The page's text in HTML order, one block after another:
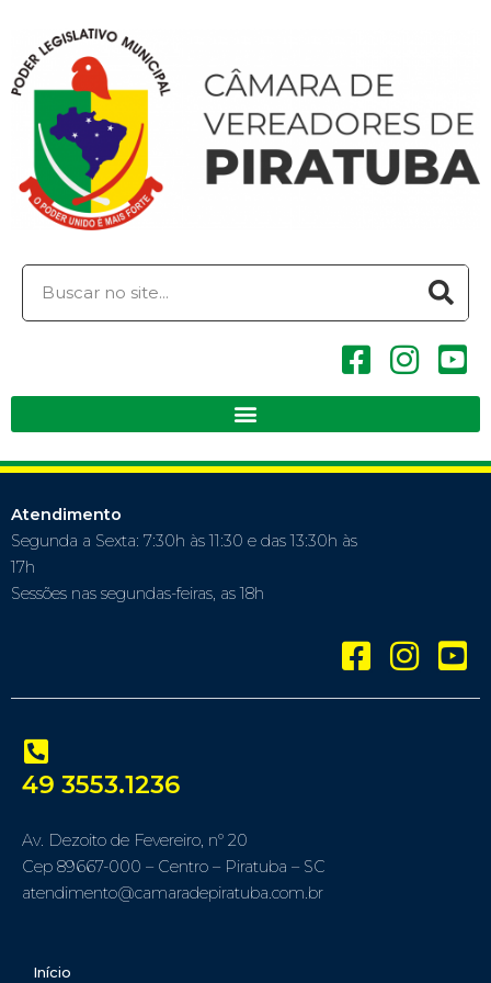
Atendimento
Segunda a Sexta: 7:30h às 11:30 e das 13:30h às
17h
Sessões nas segundas-feiras, as 18h
49 3553.1236
Av. Dezoito de Fevereiro, nº 20
Cep 89667-000 – Centro – Piratuba – SC
atendimento@camaradepiratuba.com.br
Início